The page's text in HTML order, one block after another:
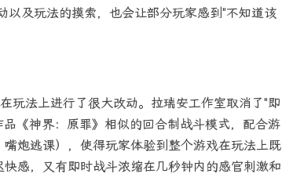
以及玩法的摸索，也会让部分玩家感到"不知道该
玩法上进行了很大改动。拉瑞安工作室取消了"即
《神界：原罪》相似的回合制战斗模式，配合游
炮逃课），使得玩家体验到整个游戏在玩法上既
感，又有即时战斗浓缩在几秒钟内的感官刺激和